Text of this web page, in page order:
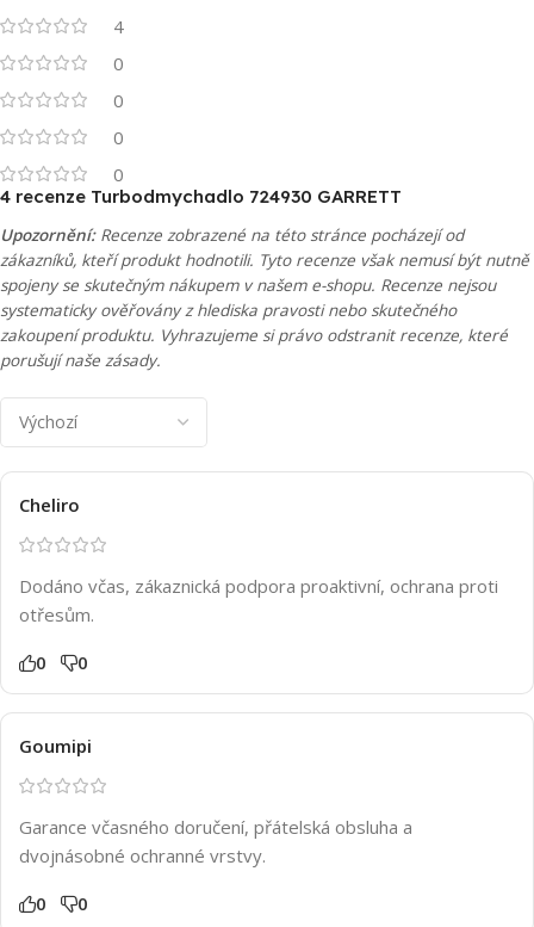
4
0
0
0
0
4 recenze Turbodmychadlo 724930 GARRETT
Upozornění:Recenze zobrazené na této stránce pocházejí od
zákazníků, kteří produkt hodnotili. Tyto recenze však nemusí být nutně
spojeny se skutečným nákupem v našem e-shopu. Recenze nejsou
systematicky ověřovány z hlediska pravosti nebo skutečného
zakoupení produktu. Vyhrazujeme si právo odstranit recenze, které
porušují naše zásady.
Cheliro
Dodáno včas, zákaznická podpora proaktivní, ochrana proti
otřesům.
0 0
Goumipi
Garance včasného doručení, přátelská obsluha a
dvojnásobné ochranné vrstvy.
0 0